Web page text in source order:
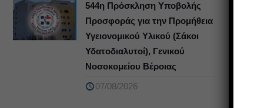
544η Πρόσκληση Υποβολής
Προσφοράς για την Προμήθεια
Υγειονομικού Υλικού (Σάκοι
Υδατοδιαλυτοί), Γενικού
Νοσοκομείου Βέροιας
07/08/2026